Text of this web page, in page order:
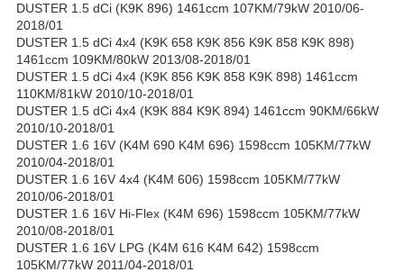
DUSTER 1.5 dCi (K9K 896) 1461ccm 107KM/79kW 2010/06-
2018/01
DUSTER 1.5 dCi 4x4 (K9K 658 K9K 856 K9K 858 K9K 898)
1461ccm 109KM/80kW 2013/08-2018/01
DUSTER 1.5 dCi 4x4 (K9K 856 K9K 858 K9K 898) 1461ccm
110KM/81kW 2010/10-2018/01
DUSTER 1.5 dCi 4x4 (K9K 884 K9K 894) 1461ccm 90KM/66kW
2010/10-2018/01
DUSTER 1.6 16V (K4M 690 K4M 696) 1598ccm 105KM/77kW
2010/04-2018/01
DUSTER 1.6 16V 4x4 (K4M 606) 1598ccm 105KM/77kW
2010/06-2018/01
DUSTER 1.6 16V Hi-Flex (K4M 696) 1598ccm 105KM/77kW
2010/08-2018/01
DUSTER 1.6 16V LPG (K4M 616 K4M 642) 1598ccm
105KM/77kW 2011/04-2018/01